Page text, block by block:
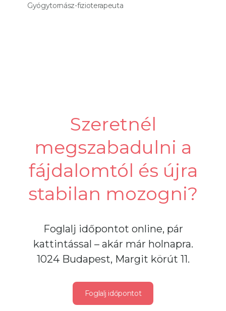
Gyógytornász-fizioterapeuta
Szeretnél
megszabadulni a
fájdalomtól és újra
stabilan mozogni?
Foglalj időpontot online, pár
kattintással – akár már holnapra.
1024 Budapest, Margit körút 11.
Foglalj időpontot